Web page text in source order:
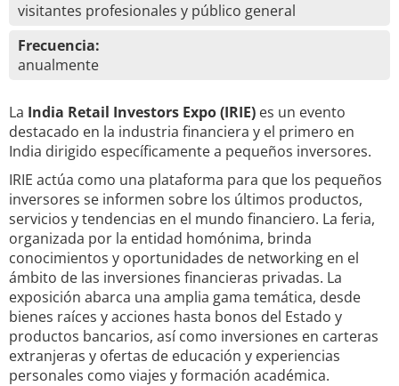
visitantes profesionales y público general
Frecuencia:
anualmente
La India Retail Investors Expo (IRIE) es un evento
destacado en la industria financiera y el primero en
India dirigido específicamente a pequeños inversores.
IRIE actúa como una plataforma para que los pequeños
inversores se informen sobre los últimos productos,
servicios y tendencias en el mundo financiero. La feria,
organizada por la entidad homónima, brinda
conocimientos y oportunidades de networking en el
ámbito de las inversiones financieras privadas. La
exposición abarca una amplia gama temática, desde
bienes raíces y acciones hasta bonos del Estado y
productos bancarios, así como inversiones en carteras
extranjeras y ofertas de educación y experiencias
personales como viajes y formación académica.